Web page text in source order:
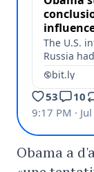
Obama a